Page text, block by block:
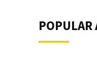
POPULAR